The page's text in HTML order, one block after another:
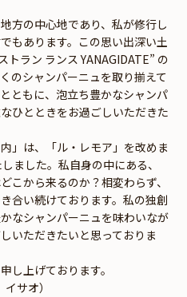
方の中心地であり、私が修行し
もあります。この思い出深い土
ラン ランス YANAGIDATE” の
のシャンパーニュを取り揃えて
ともに、泡立ち豊かなシャンパ
ひとときをお過ごしいただきた
」は、「ル・レモア」を改めま
ました。私自身の中にある、
こから来るのか？相変わらず、
合い続けております。私の独創
なシャンパーニュを味わいなが
いただきたいと思っておりま
し上げております。
サオ）